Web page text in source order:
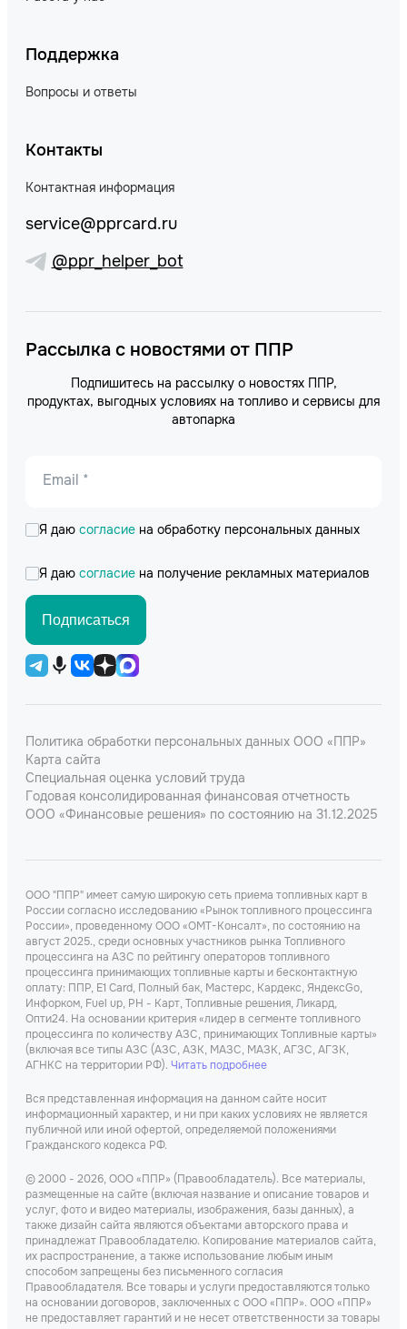
Поддержка
Вопросы и ответы
Контакты
Контактная информация
service@pprcard.ru
@ppr_helper_bot
Рассылка с новостями от ППР
Подпишитесь на рассылку о новостях ППР,
продуктах, выгодных условиях на топливо и сервисы для
автопарка
Email *
Я даю согласие на обработку персональных данных
Я даю согласие на получение рекламных материалов
Подписаться
Политика обработки персональных данных ООО «ППР»
Карта сайта
Специальная оценка условий труда
Годовая консолидированная финансовая отчетность
ООО «Финансовые решения» по состоянию на 31.12.2025
ООО "ППР" имеет самую широкую сеть приема топливных карт в
России согласно исследованию «Рынок топливного процессинга
России», проведенному ООО «ОМТ-Консалт», по состоянию на
август 2025., среди основных участников рынка Топливного
процессинга на АЗС по рейтингу операторов топливного
процессинга принимающих топливные карты и бесконтактную
оплату: ППР, Е1 Card, Полный бак, Мастерс, Кардекс, ЯндексGo,
Инфорком, Fuel up, РН - Карт, Топливные решения, Ликард,
Опти24. На основании критерия «лидер в сегменте топливного
процессинга по количеству АЗС, принимающих Топливные карты»
(включая все типы АЗС (АЗС, АЗК, МАЗС, МАЗК, АГЗС, АГЗК,
АГНКС на территории РФ). Читать подробнее
Вся представленная информация на данном сайте носит
информационный характер, и ни при каких условиях не является
публичной или иной офертой, определяемой положениями
Гражданского кодекса РФ.
© 2000 - 2026, ООО «ППР» (Правообладатель). Все материалы,
размещенные на сайте (включая название и описание товаров и
услуг, фото и видео материалы, изображения, базы данных), а
также дизайн сайта являются объектами авторского права и
принадлежат Правообладателю. Копирование материалов сайта,
их распространение, а также использование любым иным
способом запрещены без письменного согласия
Правообладателя. Все товары и услуги предоставляются только
на основании договоров, заключенных с ООО «ППР». ООО «ППР»
не предоставляет гарантий и не несет ответственности за товары